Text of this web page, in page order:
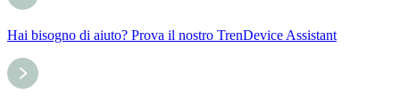
Hai bisogno di aiuto? Prova il nostro TrenDevice Assistant